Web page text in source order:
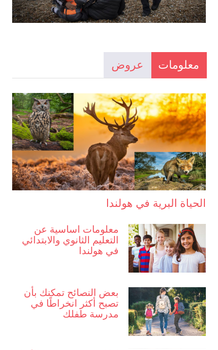
معلومات عروض
الحياة البرية في هولندا
معلومات اساسية عن
التعليم الثانوي والابتدائي
في هولندا
بعض النصائح تمكنك بأن
تصبح أكثر انخراطًا في
مدرسة طفلك